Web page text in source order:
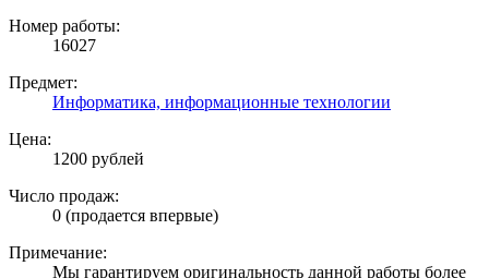
Номер работы:
16027
Предмет:
Информатика, информационные технологии
Цена:
1200 рублей
Число продаж:
0 (продается впервые)
Примечание:
Мы гарантируем оригинальность данной работы более